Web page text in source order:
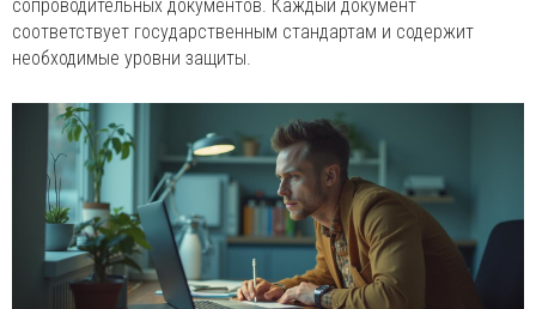
сопроводительных документов. Каждый документ
соответствует государственным стандартам и содержит
необходимые уровни защиты.